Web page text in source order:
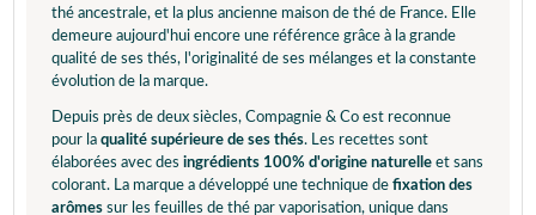
thé ancestrale, et la plus ancienne maison de thé de France. Elle
demeure aujourd'hui encore une référence grâce à la grande
qualité de ses thés, l'originalité de ses mélanges et la constante
évolution de la marque.
Depuis près de deux siècles, Compagnie & Co est reconnue
pour la qualité supérieure de ses thés. Les recettes sont
élaborées avec des ingrédients 100% d'origine naturelle et sans
colorant. La marque a développé une technique de fixation des
arômes sur les feuilles de thé par vaporisation, unique dans